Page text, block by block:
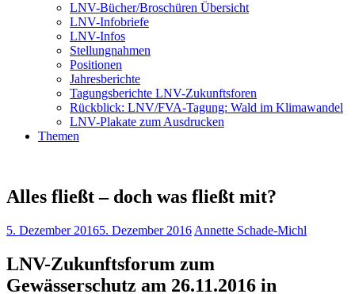
LNV-Bücher/Broschüren Übersicht
LNV-Infobriefe
LNV-Infos
Stellungnahmen
Positionen
Jahresberichte
Tagungsberichte LNV-Zukunftsforen
Rückblick: LNV/FVA-Tagung: Wald im Klimawandel
LNV-Plakate zum Ausdrucken
Themen
Alles fließt – doch was fließt mit?
5. Dezember 20165. Dezember 2016 Annette Schade-Michl
LNV-Zukunftsforum zum
Gewässerschutz am 26.11.2016 in